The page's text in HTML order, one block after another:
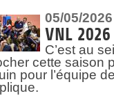
05/05/2026
VNL
C’est au
cette saison
pour l’équipe